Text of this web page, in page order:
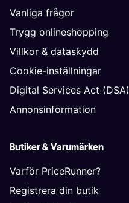
Vanliga frågor
Trygg onlineshopping
Villkor & dataskydd
Cookie-inställningar
Digital Services Act (DSA)
Annonsinformation
Butiker & Varumärken
Varför PriceRunner?
Registrera din butik